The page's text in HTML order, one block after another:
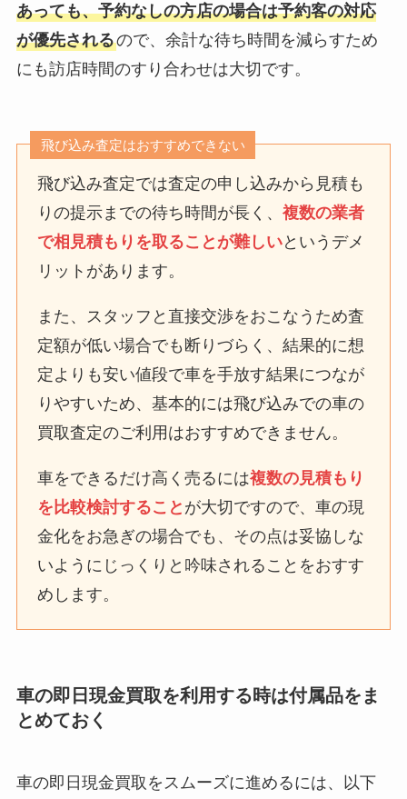
あっても、予約なしの方店の場合は予約客の対応
が優先されるので、余計な待ち時間を減らすため
にも訪店時間のすり合わせは大切です。
飛び込み査定はおすすめできない
飛び込み査定では査定の申し込みから見積も
りの提示までの待ち時間が長く、複数の業者
で相見積もりを取ることが難しいというデメ
リットがあります。
また、スタッフと直接交渉をおこなうため査
定額が低い場合でも断りづらく、結果的に想
定よりも安い値段で車を手放す結果につなが
りやすいため、基本的には飛び込みでの車の
買取査定のご利用はおすすめできません。
車をできるだけ高く売るには複数の見積もり
を比較検討すること が大切ですので、車の現
金化をお急ぎの場合でも、その点は妥協しな
いようにじっくりと吟味されることをおすす
めします。
車の即日現金買取を利用する時は付属品をま
とめておく
車の即日現金買取をスムーズに進めるには、以下